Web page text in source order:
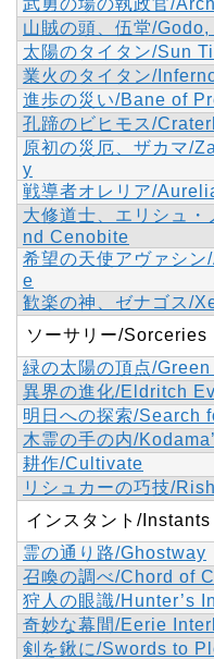
武勇の場の執政官/
山賊の頭、伍堂/
太陽のタイタン/Sun
業火のタイタン/
進歩の災い/Bane of
孔蹄のビヒモス/
原初の災厄、ザカマ/
y
戦導者オレリア/
大修道士、エリシュ
nd Cenobite
希望の天使アヴァシ
e
歓楽の神、ゼナゴス/
ソーサリー/Sorceries
緑の太陽の頂点/
異界の進化/Eldritch
明日への探索/Search
木霊の手の内/
耕作/Cultivate
リシュカーの巧技/
インスタント/Instants
霊の通り路/Ghostway
召喚の調べ/Chord of
狩人の眼識/Hunter’s
奇妙な幕間/Eerie
剣を鍬に/Swords to